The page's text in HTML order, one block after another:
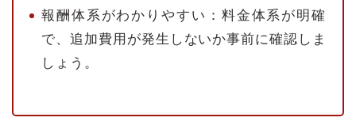
報酬体系がわかりやすい：料金体系が明確
で、追加費用が発生しないか事前に確認しま
しょう。